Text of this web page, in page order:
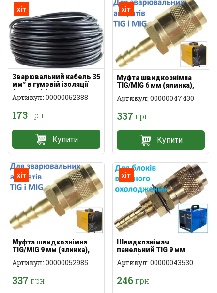
хіт
Зварювальний кабель 35
мм² в гумовій ізоляції
(на відріз)
Артикул: 00000052388
173грн
Купити
хіт
Муфта швидкознімна
TIG/MIG 6 мм (ялинка),
Артикул: 00000047430
337 грн
Купити
хіт
Муфта швидкознімна
TIG/MIG 9 мм (ялинка),
Артикул: 00000052985
337 грн
хіт
Швидкознімач
панельний TIG 9 мм
(мама) латунь з
фіксацією
Артикул: 00000043530
246грн